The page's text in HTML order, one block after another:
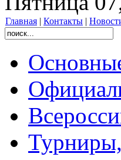
Главная | Контакты |